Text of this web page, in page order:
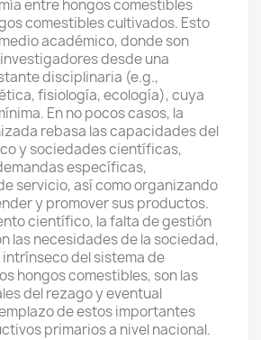
entre hongos comestibles
comestibles cultivados. Esto
académico, donde son
desde una
disciplinaria (e.g.,
fisiología, ecología), cuya
En no pocos casos, la
rebasa las capacidades del
y sociedades científicas,
específicas,
servicio, así como organizando
y promover sus productos.
científico, la falta de gestión
las necesidades de la sociedad,
del sistema de
hongos comestibles, son las
del rezago y eventual
de estos importantes
primarios a nivel nacional.